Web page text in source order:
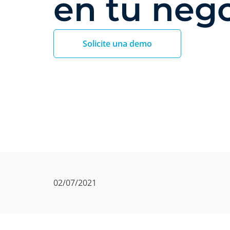
en tu
Solicite una demo
02/07/2021